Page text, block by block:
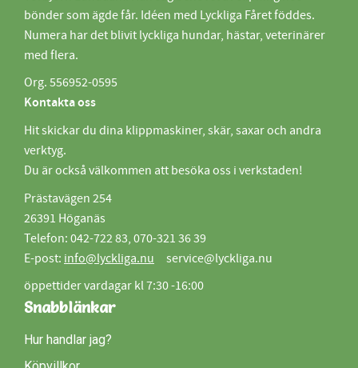
bönder som ägde får. Idéen med Lyckliga Fåret föddes.
Numera har det blivit lyckliga hundar, hästar, veterinärer
med flera.
Org. 556952-0595
Kontakta oss
Hit skickar du dina klippmaskiner, skär, saxar och andra
verktyg.
Du är också välkommen att besöka oss i verkstaden!
Prästavägen 254
26391 Höganäs
Telefon: 042-722 83, 070-321 36 39
E-post: info@lyckliga.nu service@lyckliga.nu
öppettider vardagar kl 7:30 -16:00
Snabblänkar
Hur handlar jag?